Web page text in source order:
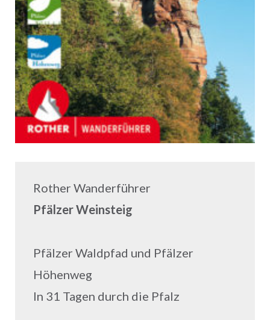
Rother Wanderführer
Pfälzer Weinsteig
Pfälzer Waldpfad und Pfälzer
Höhenweg
In 31 Tagen durch die Pfalz